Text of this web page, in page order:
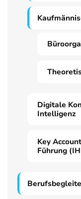
Digitale
Intelligenz
Key
Führung